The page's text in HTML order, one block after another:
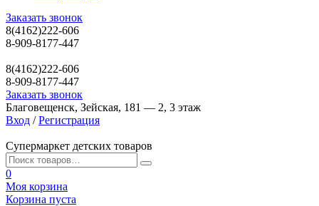
Заказать звонок
8(4162)222-606
8-909-8177-447
8(4162)222-606
8-909-8177-447
Заказать звонок
Благовещенск, Зейская, 181 — 2, 3 этаж
Вход / Регистрация
Супермаркет детских товаров
0
Моя корзина
Корзина пуста